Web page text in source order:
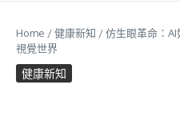
Home /健康新知 /仿生眼革命：
視覺世界
健康新知